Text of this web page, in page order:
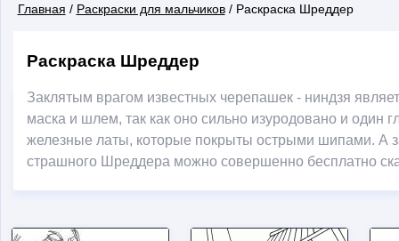
Здесь
Главная / Раскраски для мальчиков / Раскраска Шреддер
Раскраска Шреддер
Заклятым врагом известных черепашек - ниндзя
маска и шлем, так как оно сильно изуродовано и один
железные латы, которые покрыты острыми шипами. А
страшного Шреддера можно совершенно бесплатно